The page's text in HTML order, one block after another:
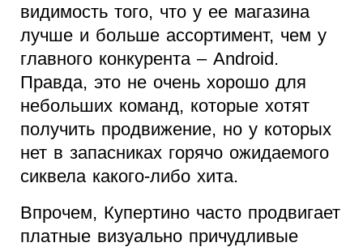
видимость того, что у ее магазина
лучше и больше ассортимент, чем у
главного конкурента – Android.
Правда, это не очень хорошо для
небольших команд, которые хотят
получить продвижение, но у которых
нет в запасниках горячо ожидаемого
сиквела какого-либо хита.
Впрочем, Купертино часто продвигает
платные визуально причудливые